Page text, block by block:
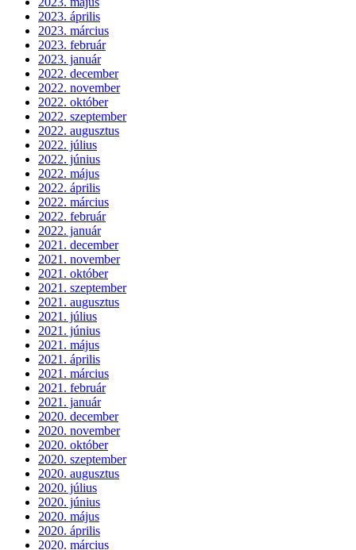
2023. április
2023. március
2023. február
2023. január
2022. december
2022. november
2022. október
2022. szeptember
2022. augusztus
2022. július
2022. június
2022. május
2022. április
2022. március
2022. február
2022. január
2021. december
2021. november
2021. október
2021. szeptember
2021. augusztus
2021. július
2021. június
2021. május
2021. április
2021. március
2021. február
2021. január
2020. december
2020. november
2020. október
2020. szeptember
2020. augusztus
2020. július
2020. június
2020. május
2020. április
2020. március